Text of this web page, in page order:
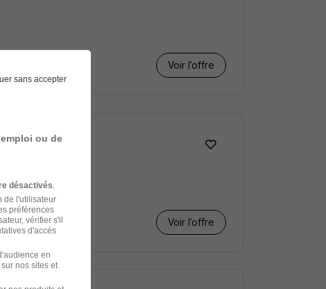
Voir l’offre
Voir l’offre
sans accepter
ou de
désactivés
de l'utilisateur
préférences
vérifier s'il
d'accès
en
nos sites et